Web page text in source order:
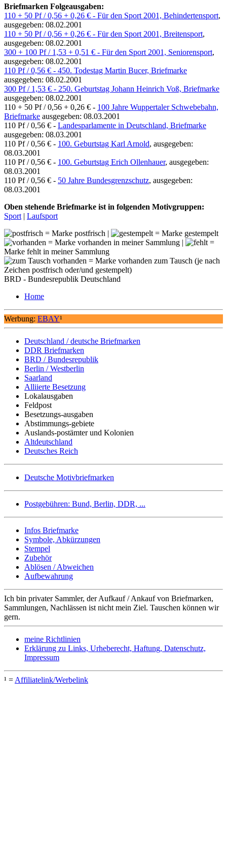
Briefmarken Folgeausgaben:
110 + 50 Pf / 0,56 + 0,26 € - Für den Sport 2001, Behindertensport,
ausgegeben: 08.02.2001
110 + 50 Pf / 0,56 + 0,26 € - Für den Sport 2001, Breitensport,
ausgegeben: 08.02.2001
300 + 100 Pf / 1,53 + 0,51 € - Für den Sport 2001, Seniorensport,
ausgegeben: 08.02.2001
110 Pf / 0,56 € - 450. Todestag Martin Bucer, Briefmarke
ausgegeben: 08.02.2001
300 Pf / 1,53 € - 250. Geburtstag Johann Heinrich Voß, Briefmarke
ausgegeben: 08.02.2001
110 + 50 Pf / 0,56 + 0,26 € - 100 Jahre Wuppertaler Schwebebahn,
Briefmarke ausgegeben: 08.03.2001
110 Pf / 0,56 € - Landesparlamente in Deutschland, Briefmarke
ausgegeben: 08.03.2001
110 Pf / 0,56 € - 100. Geburtstag Karl Arnold, ausgegeben:
08.03.2001
110 Pf / 0,56 € - 100. Geburtstag Erich Ollenhauer, ausgegeben:
08.03.2001
110 Pf / 0,56 € - 50 Jahre Bundesgrenzschutz, ausgegeben:
08.03.2001
Oben stehende Briefmarke ist in folgenden Motivgruppen:
Sport | Laufsport
= Marke postfrisch |
= Marke gestempelt
= Marke vorhanden in meiner Sammlung |
=
Marke fehlt in meiner Sammlung
= Marke vorhanden zum Tausch (je nach
Zeichen postfrisch oder/und gestempelt)
BRD - Bundesrepublik Deutschland
Home
Werbung: EBAY¹
Deutschland / deutsche Briefmarken
DDR Briefmarken
BRD / Bundesrepublik
Berlin / Westberlin
Saarland
Alliierte Besetzung
Lokalausgaben
Feldpost
Besetzungs-ausgaben
Abstimmungs-gebiete
Auslands-postämter und Kolonien
Altdeutschland
Deutsches Reich
Deutsche Motivbriefmarken
Postgebühren: Bund, Berlin, DDR, ...
Infos Briefmarke
Symbole, Abkürzungen
Stempel
Zubehör
Ablösen / Abweichen
Aufbewahrung
Ich bin privater Sammler, der Aufkauf / Ankauf von Briefmarken,
Sammlungen, Nachlässen ist nicht mein Ziel. Tauschen können wir
gern.
meine Richtlinien
Erklärung zu Links, Urheberecht, Haftung, Datenschutz,
Impressum
¹ = Affiliatelink/Werbelink